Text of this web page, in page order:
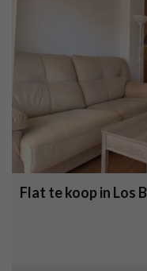
Flat te koop in Los